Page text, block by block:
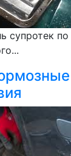
супротек